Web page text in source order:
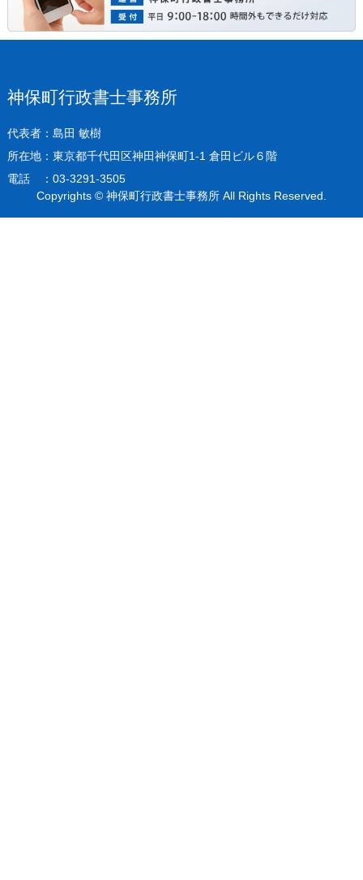
神保町行政書士事務所
代表者：島田 敏樹
所在地：東京都千代田区神田神保町1-1 倉田ビル６階
電話 ：03-3291-3505
Copyrights © 神保町行政書士事務所 All Rights Reserved.